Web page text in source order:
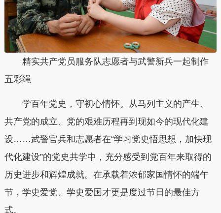
精实共产党员服务队志愿者与武警新兵一起制作
五彩绳
学百年党史，守初心情怀。从马列主义的产生、
共产党的成立、党的艰难历程再到现如今的现代化建
设……武警官兵和志愿者在“学习党史悟思想，加快现
代化建设”的党史共学中，充分感受到党百年来取得的
历史进步和辉煌成就。在承载着浓郁家国情怀的端午
节，学史爱党、学史爱国才更是度过节日的最佳方
式。